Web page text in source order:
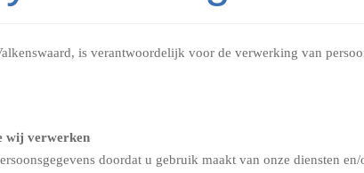
is verantwoordelijk voor de verwerking van
wij verwerken
doordat u gebruik maakt van onze diensten